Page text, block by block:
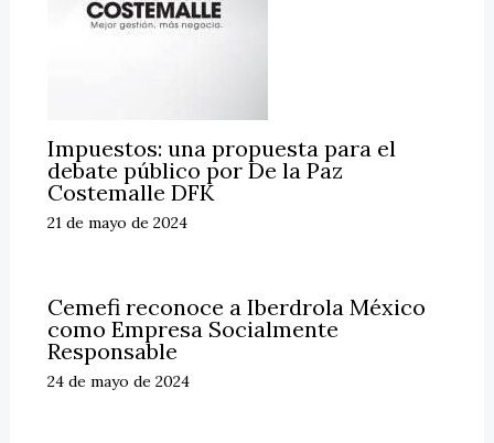
Impuestos: una propuesta para el
debate público por De la Paz
Costemalle DFK
21 de mayo de 2024
Cemefi reconoce a Iberdrola México
como Empresa Socialmente
Responsable
24 de mayo de 2024